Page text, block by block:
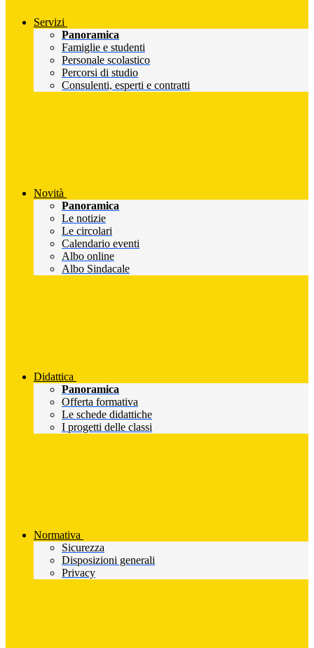
Servizi
Panoramica
Famiglie e studenti
Personale scolastico
Percorsi di studio
Consulenti, esperti e contratti
Novità
Panoramica
Le notizie
Le circolari
Calendario eventi
Albo online
Albo Sindacale
Didattica
Panoramica
Offerta formativa
Le schede didattiche
I progetti delle classi
Normativa
Sicurezza
Disposizioni generali
Privacy